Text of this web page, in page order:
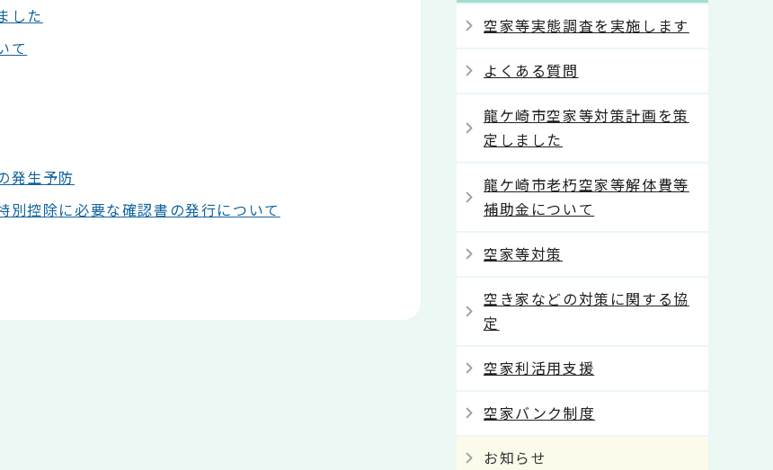
した
て
発生予防
控除に必要な確認書の発行について
空家等実態調査を実施します
よくある質問
龍ケ崎市空家等対策計画を策
定しました
龍ケ崎市老朽空家等解体費等
補助金について
空家等対策
空き家などの対策に関する協
定
空家利活用支援
空家バンク制度
お知らせ